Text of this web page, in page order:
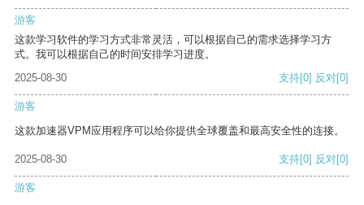
游客
这款学习软件的学习方式非常灵活，可以根据自己的需求选择学习方
式。我可以根据自己的时间安排学习进度。
2025-08-30
支持[0] 反对[0]
游客
这款加速器VPM应用程序可以给你提供全球覆盖和最高安全性的连接。
2025-08-30 支持[0] 反对[0]
游客